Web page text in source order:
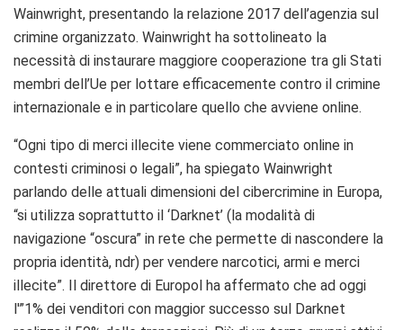
Wainwright, presentando la relazione 2017 dell’agenzia sul
crimine organizzato. Wainwright ha sottolineato la
necessità di instaurare maggiore cooperazione tra gli Stati
membri dell’Ue per lottare efficacemente contro il crimine
internazionale e in particolare quello che avviene online.
“Ogni tipo di merci illecite viene commerciato online in
contesti criminosi o legali”, ha spiegato Wainwright
parlando delle attuali dimensioni del cibercrimine in Europa,
“si utilizza soprattutto il ‘Darknet’ (la modalità di
navigazione “oscura” in rete che permette di nascondere la
propria identità, ndr) per vendere narcotici, armi e merci
illecite”. Il direttore di Europol ha affermato che ad oggi
l'”1% dei venditori con maggior successo sul Darknet